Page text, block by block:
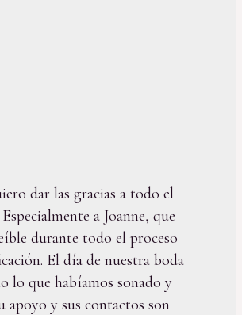
dar las gracias a todo el
a Joanne, que
durante todo el proceso
El día de nuestra boda
lo que habíamos soñado y
apoyo y sus contactos son